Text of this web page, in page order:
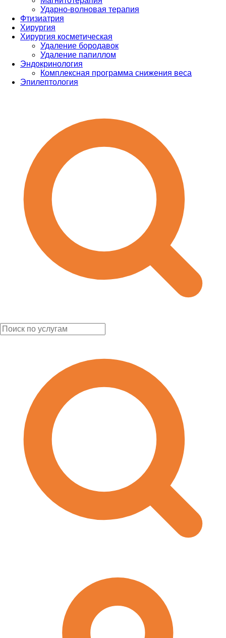
Ударно-волновая терапия
Фтизиатрия
Хирургия
Хирургия косметическая
Удаление бородавок
Удаление папиллом
Эндокринология
Комплексная программа снижения веса
Эпилептология